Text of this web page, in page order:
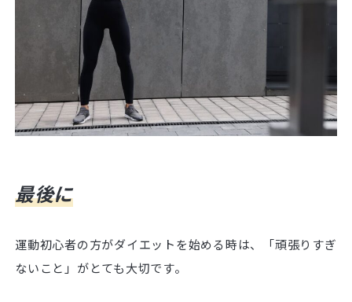
最後に
運動初心者の方がダイエットを始める時は、「頑張りすぎ
ないこと」がとても大切です。